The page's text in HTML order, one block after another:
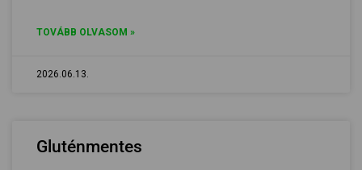
TOVÁBB OLVASOM »
2026.06.13.
Gluténmentes